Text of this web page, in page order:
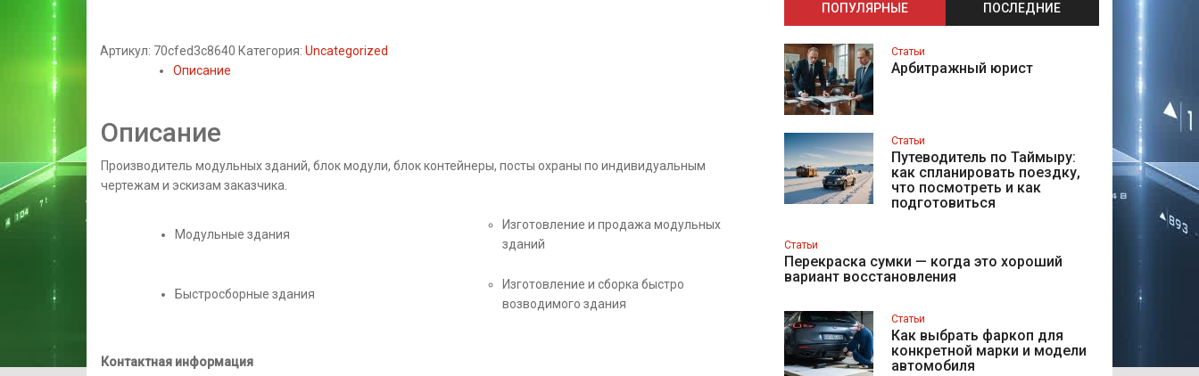
Артикул: 70cfed3c8640 Категория: Uncategorized
Описание
Описание
Производитель модульных зданий, блок модули, блок контейнеры, посты охраны по индивидуальным
чертежам и эскизам заказчика.
Модульные здания
Изготовление и продажа модульных
зданий
Быстросборные здания
Изготовление и сборка быстро
возводимого здания
Контактная информация
ПОПУЛЯРНЫЕ ПОСЛЕДНИЕ
Статьи
Арбитражный юрист
Статьи
Путеводитель по Таймыру:
как спланировать поездку,
что посмотреть и как
подготовиться
Статьи
Перекраска сумки — когда это хороший
вариант восстановления
Статьи
Как выбрать фаркоп для
конкретной марки и модели
автомобиля